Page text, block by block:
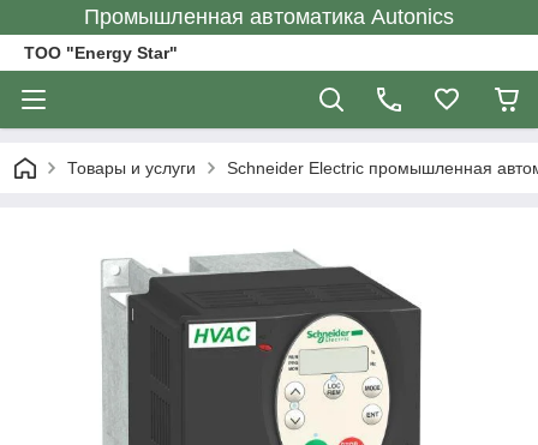
Промышленная автоматика Autonics
ТОО "Energy Star"
Товары и услуги Schneider Electric промышленная